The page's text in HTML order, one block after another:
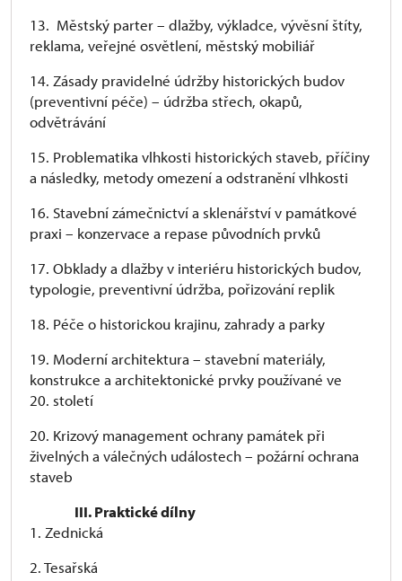
13. Městský parter – dlažby, výkladce, vývěsní štíty,
reklama, veřejné osvětlení, městský mobiliář
14. Zásady pravidelné údržby historických budov
(preventivní péče) – údržba střech, okapů,
odvětrávání
15. Problematika vlhkosti historických staveb, příčiny
a následky, metody omezení a odstranění vlhkosti
16. Stavební zámečnictví a sklenářství v památkové
praxi – konzervace a repase původních prvků
17. Obklady a dlažby v interiéru historických budov,
typologie, preventivní údržba, pořizování replik
18. Péče o historickou krajinu, zahrady a parky
19. Moderní architektura – stavební materiály,
konstrukce a architektonické prvky používané ve
20. století
20. Krizový management ochrany památek při
živelných a válečných událostech – požární ochrana
staveb
III. Praktické dílny
1. Zednická
2. Tesařská